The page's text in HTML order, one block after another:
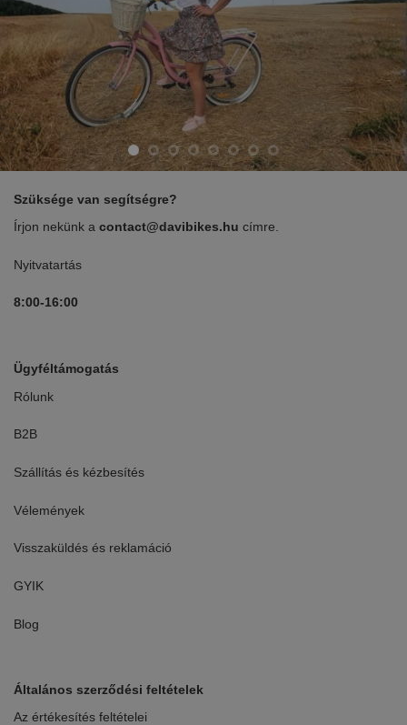
Szüksége van segítségre?
Írjon nekünk a contact@davibikes.hu címre.
Nyitvatartás
8:00-16:00
Ügyféltámogatás
Rólunk
B2B
Szállítás és kézbesítés
Vélemények
Visszaküldés és reklamáció
GYIK
Blog
Általános szerződési feltételek
Az értékesítés feltételei